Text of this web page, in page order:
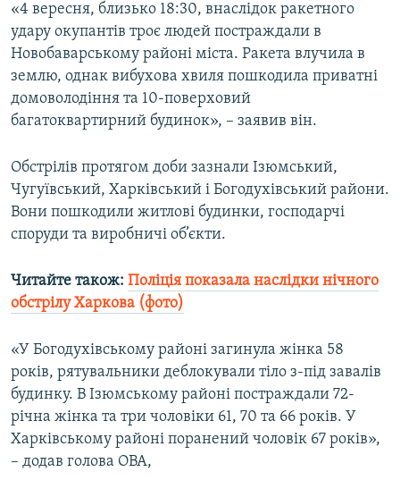
Усі сайти RFE/RL
«4 вересня, близько 18:30, внаслідок ракетного
удару окупантів троє людей постраждали в
Новобаварському районі міста. Ракета влучила в
землю, однак вибухова хвиля пошкодила приватні
домоволодіння та 10-поверховий
багатоквартирний будинок», – заявив він.
Обстрілів протягом доби зазнали Ізюмський,
Чугуївський, Харківський і Богодухівський райони.
Вони пошкодили житлові будинки, господарчі
споруди та виробничі об’єкти.
Читайте також: Поліція показала наслідки нічного
обстрілу Харкова (фото)
«У Богодухівському районі загинула жінка 58
років, рятувальники деблокували тіло з-під завалів
будинку. В Ізюмському районі постраждали 72-
річна жінка та три чоловіки 61, 70 та 66 років. У
Харківському районі поранений чоловік 67 років»,
– додав голова ОВА,